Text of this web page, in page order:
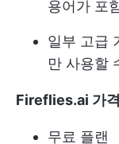
용어가 포
일부 고급
만 사용할
Fireflies.ai 가격
무료 플랜